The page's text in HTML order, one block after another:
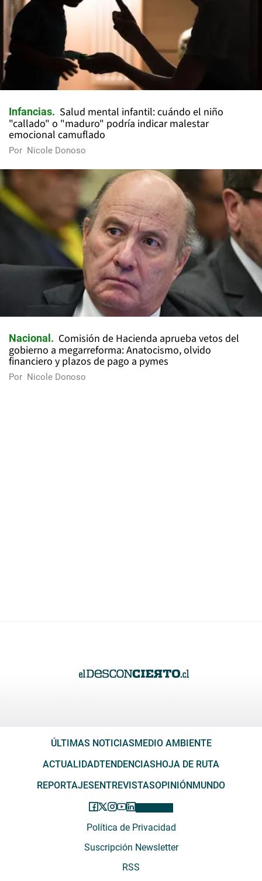
Infancias
Salud mental infantil: cuándo el niño
"callado" o "maduro" podría indicar malestar
emocional camuflado
Por Nicole Donoso
Nacional
Comisión de Hacienda aprueba vetos del
gobierno a megarreforma: Anatocismo, olvido
financiero y plazos de pago a pymes
Por Nicole Donoso
ÚLTIMAS NOTICIASMEDIO AMBIENTE
ACTUALIDADTENDENCIASHOJA DE RUTA
REPORTAJESENTREVISTASOPINIÓNMUNDO
Política de Privacidad
Suscripción Newsletter
RSS